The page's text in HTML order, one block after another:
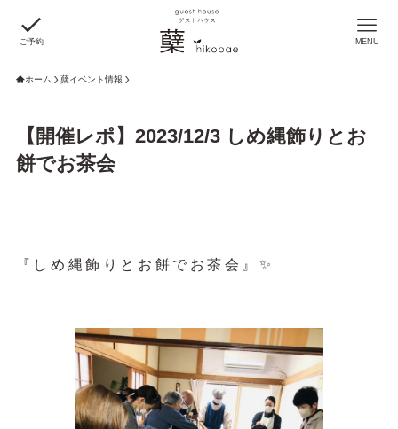
ご予約 MENU
ホーム 蘖イベント情報
【開催レポ】2023/12/3 しめ縄飾りとお
餅でお茶会
『しめ縄飾りとお餅でお茶会』✨